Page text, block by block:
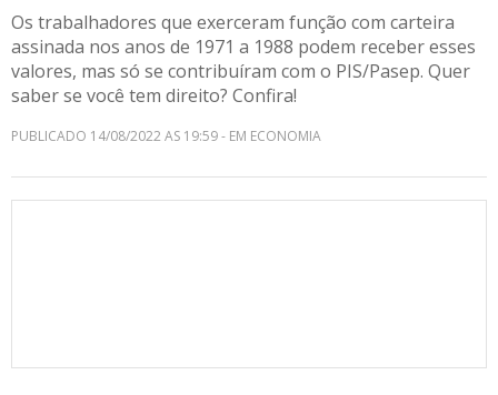
Os trabalhadores que exerceram função com carteira
assinada nos anos de 1971 a 1988 podem receber esses
valores, mas só se contribuíram com o PIS/Pasep. Quer
saber se você tem direito? Confira!
PUBLICADO 14/08/2022 AS 19:59 - EM ECONOMIA